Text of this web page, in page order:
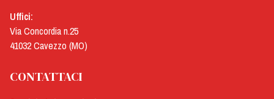
Uffici:
Via Concordia n.25
41032 Cavezzo (MO)
CONTATTACI